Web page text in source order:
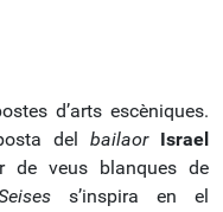
d’arts escèniques.
delbailaor Israel
de veus blanques de
s’inspira en el